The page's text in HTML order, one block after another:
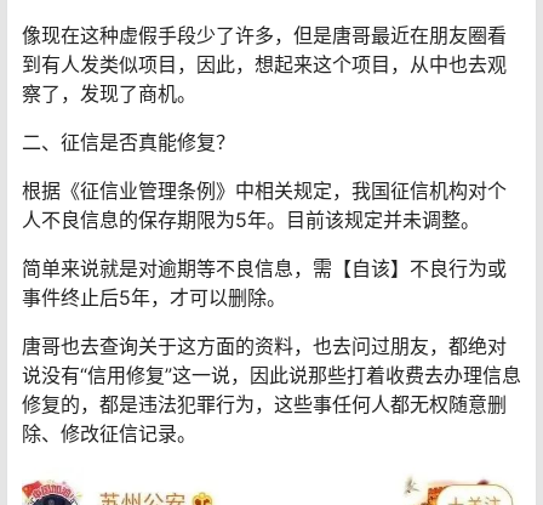
像现在这种虚假手段少了许多，但是唐哥最近在朋友圈看
到有人发类似项目，因此，想起来这个项目，从中也去观
察了，发现了商机。
二、征信是否真能修复？
根据《征信业管理条例》中相关规定，我国征信机构对个
人不良信息的保存期限为5年。目前该规定并未调整。
简单来说就是对逾期等不良信息，需【自该】不良行为或
事件终止后5年，才可以删除。
唐哥也去查询关于这方面的资料，也去问过朋友，都绝对
说没有“信用修复”这一说，因此说那些打着收费去办理信息
修复的，都是违法犯罪行为，这些事任何人都无权随意删
除、修改征信记录。